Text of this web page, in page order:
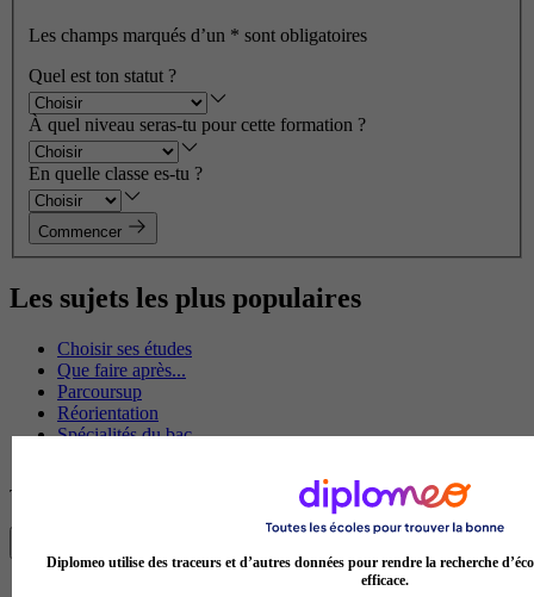
Les champs marqués d’un * sont obligatoires
Quel est ton statut ?
À quel niveau seras-tu pour cette formation ?
En quelle classe es-tu ?
Commencer
Les sujets les plus populaires
Choisir ses études
Que faire après...
Parcoursup
Réorientation
Spécialités du bac
Trouve ton diplôme en 1 min avec Diplomeo !
Diplomeo utilise des traceurs et d’autres données pour rendre la recherche
efficace.